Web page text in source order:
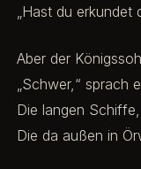
„Hast du erkundet
Aber der
„Schwer,“ sprach
Die langen
Die da außen in